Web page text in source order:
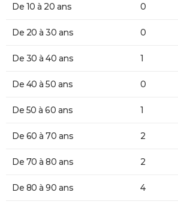
De 10 à 20 ans 0
De 20 à 30 ans 0
De 30 à 40 ans 1
De 40 à 50 ans 0
De 50 à 60 ans 1
De 60 à 70 ans 2
De 70 à 80 ans 2
De 80 à 90 ans 4